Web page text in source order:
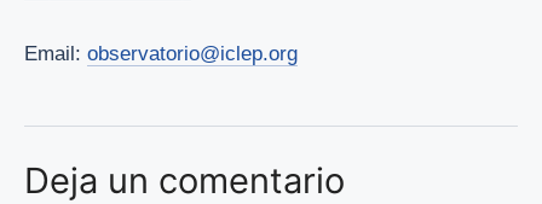
Email: observatorio@iclep.org
Deja un comentario